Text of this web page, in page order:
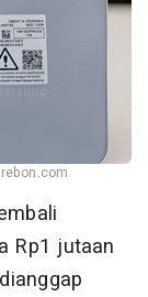
Rp1 jutaan